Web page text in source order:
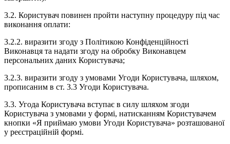
3.2. Користувач повинен пройти наступну процедуру під час
виконання оплати:
3.2.2. виразити згоду з Політикою Конфіденційності
Виконавця та надати згоду на обробку Виконавцем
персональних даних Користувача;
3.2.3. виразити згоду з умовами Угоди Користувача, шляхом,
прописаним в ст. 3.3 Угоди Користувача.
3.3. Угода Користувача вступає в силу шляхом згоди
Користувача з умовами у формі, натисканням Користувачем
кнопки «Я приймаю умови Угоди Користувача» розташованої
у реєстраційній формі.